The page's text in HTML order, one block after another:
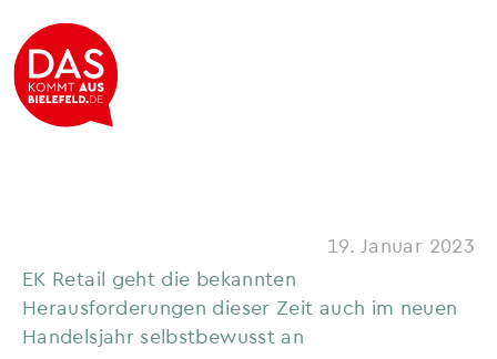
19. Januar 2023
EK Retail geht die bekannten
Herausforderungen dieser Zeit auch im neuen
Handelsjahr selbstbewusst an